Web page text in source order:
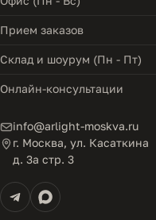
Прием заказов
Склад и шоурум (Пн - Пт)
Онлайн-консультации
info@arlight-moskva.ru
г. Москва, ул. Касаткина
д. 3а стр. 3